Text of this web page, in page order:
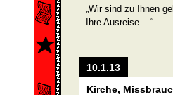
„Wir sind zu Ihnen
Ihre Ausreise ...“
10.1.13
Kirche,